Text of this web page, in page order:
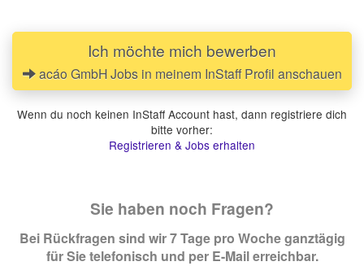
Ich möchte mich bewerben
acáo GmbH Jobs in meinem InStaff Profil anschauen
Wenn du noch keinen InStaff Account hast, dann registriere dich
bitte vorher:
Registrieren & Jobs erhalten
Sie haben noch Fragen?
Bei Rückfragen sind wir 7 Tage pro Woche ganztägig
für Sie telefonisch und per E-Mail erreichbar.